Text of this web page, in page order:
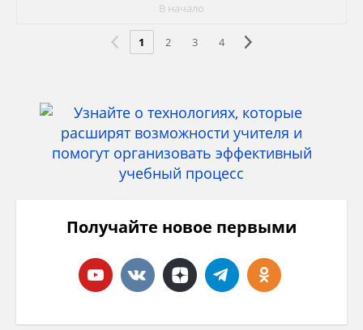
В начало
1 2 3 4
Получайте новое первыми